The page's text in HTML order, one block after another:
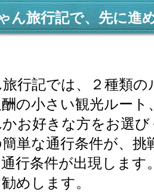
ん旅行記で、先に進
行記では、２種類
の小さい観光ルー
かお好きな方をお選
単な通行条件が、
行条件が出現しま
めします。